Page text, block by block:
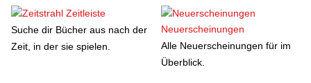
Zeitleiste
Suche dir Bücher aus nach der
Zeit, in der sie spielen.
Neuerscheinungen
Alle Neuerscheinungen für im
Überblick.